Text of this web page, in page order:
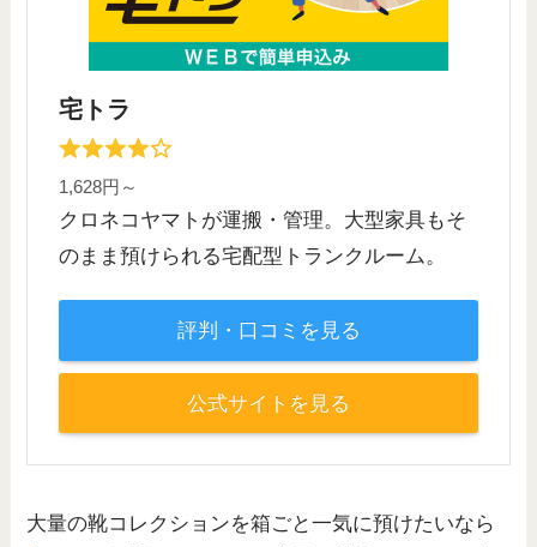
宅トラ
1,628円～
クロネコヤマトが運搬・管理。大型家具もそ
のまま預けられる宅配型トランクルーム。
評判・口コミを見る
公式サイトを見る
大量の靴コレクションを箱ごと一気に預けたいなら